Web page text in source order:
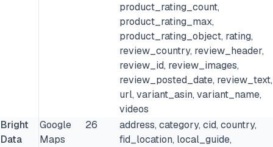
product_rating_count,
product_rating_max,
product_rating_object, rating,
review_country, review_header,
review_id, review_images,
review_posted_date, review_text,
url, variant_asin, variant_name,
videos
Bright
Data
Google
Maps
26
address, category, cid, country,
fid_location, local_guide,